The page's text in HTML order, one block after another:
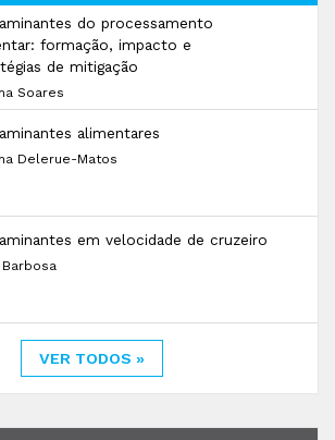
do processamento
formação, impacto e
de mitigação
Soares
alimentares
Delerue-Matos
em velocidade de cruzeiro
VER TODOS »